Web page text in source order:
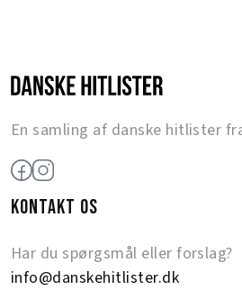
En samling af danske hitlister
KONTAKT OS
Har du spørgsmål eller forslag?
info@danskehitlister.dk